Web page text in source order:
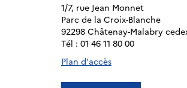
1/7, rue Jean Monnet
Parc de la Croix-Blanche
92298 Châtenay-Malabry
Tél : 01 46 11 80 00
Plan d'accès